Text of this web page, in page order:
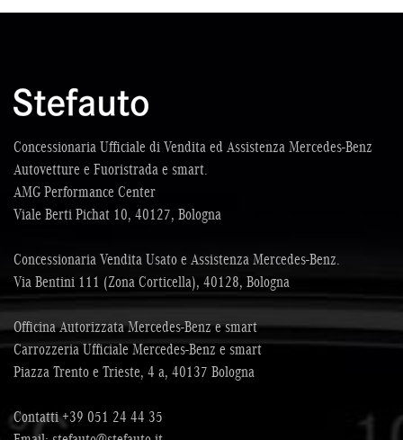
Concessionaria Ufficiale di Vendita ed Assistenza Mercedes-Benz
Autovetture e Fuoristrada e smart.
AMG Performance Center
Viale Berti Pichat 10, 40127, Bologna
Concessionaria Vendita Usato e Assistenza Mercedes-Benz.
Via Bentini 111 (Zona Corticella), 40128, Bologna
Officina Autorizzata Mercedes-Benz e smart
Carrozzeria Ufficiale Mercedes-Benz e smart
Piazza Trento e Trieste, 4 a, 40137 Bologna
Contatti+39 051 24 44 35